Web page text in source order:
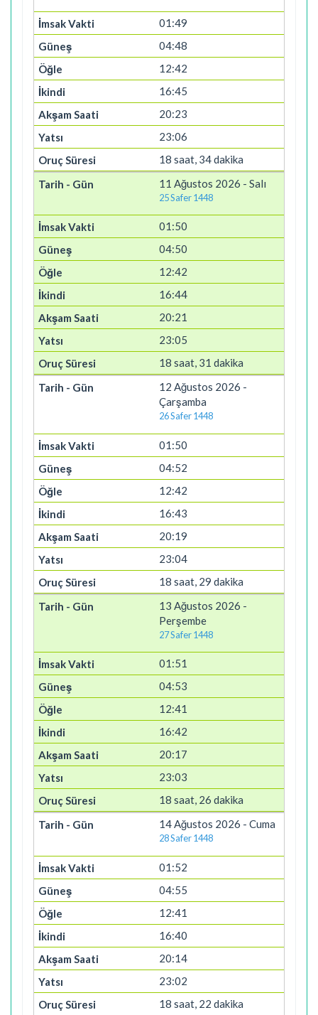
01:49
04:48
12:42
16:45
20:23
23:06
18 saat, 34 dakika
11 Ağustos 2026 - Salı
25 Safer 1448
01:50
04:50
12:42
16:44
20:21
23:05
18 saat, 31 dakika
12 Ağustos 2026 -
Çarşamba
26 Safer 1448
01:50
04:52
12:42
16:43
20:19
23:04
18 saat, 29 dakika
13 Ağustos 2026 -
Perşembe
27 Safer 1448
01:51
04:53
12:41
16:42
20:17
23:03
18 saat, 26 dakika
14 Ağustos 2026 - Cuma
28 Safer 1448
01:52
04:55
12:41
16:40
20:14
23:02
18 saat, 22 dakika